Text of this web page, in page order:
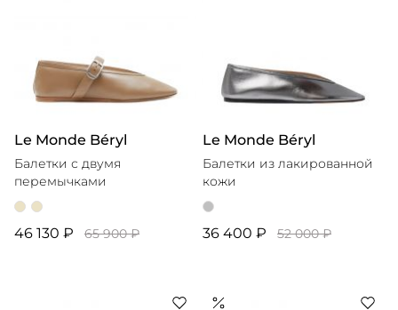
Le Monde Béryl
Балетки с двумя
перемычками
46 130 ₽ 65 900 ₽
Le Monde Béryl
Балетки из лакированной
кожи
36 400 ₽ 52 000 ₽